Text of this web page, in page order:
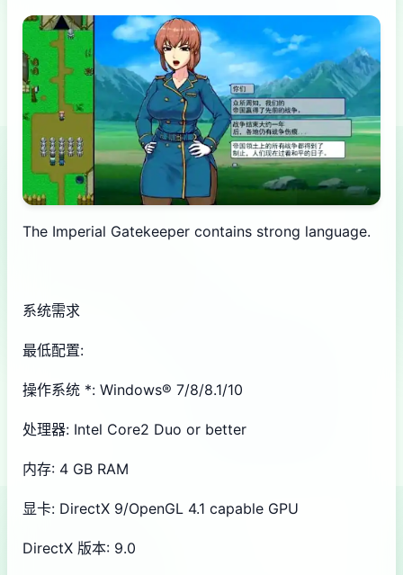
The Imperial Gatekeeper contains strong language.
系统需求
最低配置:
操作系统 *: Windows® 7/8/8.1/10
处理器: Intel Core2 Duo or better
内存: 4 GB RAM
显卡: DirectX 9/OpenGL 4.1 capable GPU
DirectX 版本: 9.0